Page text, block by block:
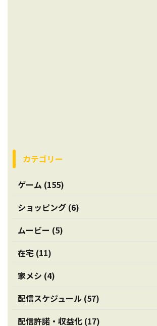
カテゴリー
ゲーム (155)
ショッピング (6)
ムービー (5)
在宅 (11)
家メシ (4)
配信スケジュール (57)
配信許諾・収益化 (17)